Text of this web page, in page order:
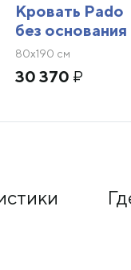
Кровать Pado
без основания
80х190 см
30 370 ₽